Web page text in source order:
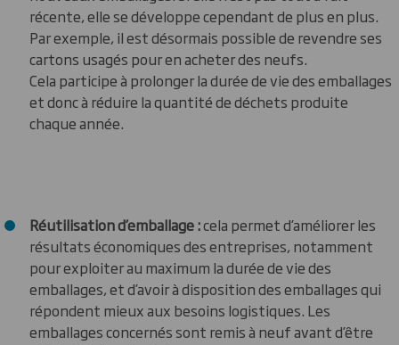
récente, elle se développe cependant de plus en plus.
Par exemple, il est désormais possible de revendre ses
cartons usagés pour en acheter des neufs.
Cela participe à prolonger la durée de vie des emballages
et donc à réduire la quantité de déchets produite
chaque année.
Réutilisation d’emballage :cela permet d’améliorer les
résultats économiques des entreprises, notamment
pour exploiter au maximum la durée de vie des
emballages, et d’avoir à disposition des emballages qui
répondent mieux aux besoins logistiques. Les
emballages concernés sont remis à neuf avant d’être